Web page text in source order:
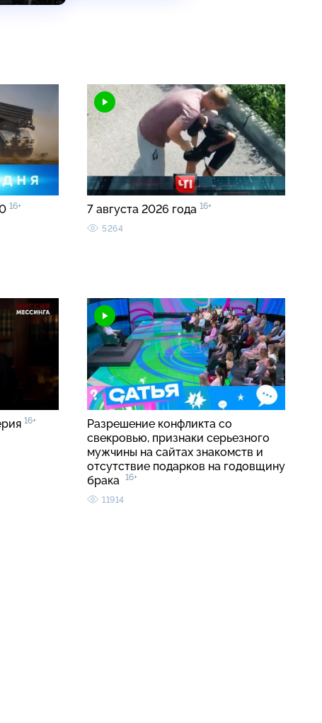
16+ 7 августа 2026 года 16+
5264
16+
Разрешение конфликта со
свекровью, признаки серьезного
мужчины на сайтах знакомств и
отсутствие подарков на годовщину
брака 16+
11914